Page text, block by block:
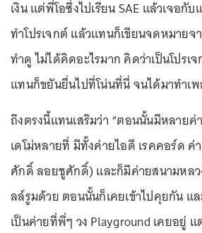
เงิน แต่พี่โอซึ่งไปเรียน SAE แล้วเจอกั
ทำโปรเจกต์ แล้วแทนก็เขียนจดหมายจ
ทำดู ไม่ได้คิดอะไรมาก คิดว่าเป็นโปรเ
แทนก็ขยันยื่นไปที่โน่นที่นี่ จนได้มาทำเ
ถึงตรงนี้แทนเสริมว่า “ตอนนั้นมีหลายค่
เดโม่หลายที่ มีทั้งค่ายไอดี เรคคอร์ด ค่
ศักดิ์ ลอยชูศักดิ์) และก็มีค่ายสนามหล
ลล์รูมด้วย ตอนนั้นก็เคยเข้าไปคุยกัน แ
เป็นค่ายที่พี่ๆ วง Playground เคยอยู่